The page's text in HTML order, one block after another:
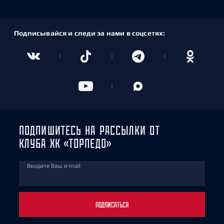
Подписывайся и следи за нами в соцсетях:
ПОДПИШИТЕСЬ НА РАССЫЛКИ ОТ
КЛУБА ХК «ТОРПЕДО»
Введите Ваш e-mail
ПОДПИСАТЬСЯ